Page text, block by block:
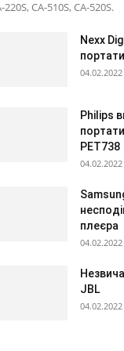
220S, CA-510S, CA-520S.
Nexx
04.02.2022
Philips
PET738
04.02.2022
плеєра
04.02.2022
JBL
04.02.2022